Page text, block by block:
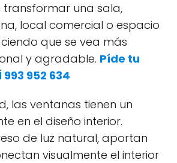
transformar una sala,
local comercial o espacio
que se vea más
y agradable. Píde tu
952 634
las ventanas tienen un
en el diseño interior.
de luz natural, aportan
visualmente el interior